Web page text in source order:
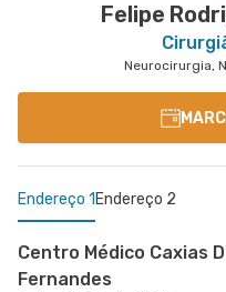
Felipe
Neurocirurgia,
Endereço 1 Endereço 2
Centro Médico Caxias
Fernandes